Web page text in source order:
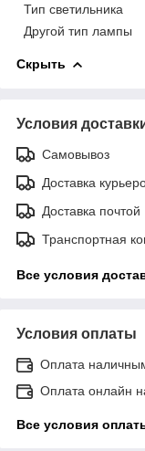
Тип светильника
Другой тип лампы
Скрыть
Условия
Самовывоз
Доставка
Доставка почтой
Транспортная
Все условия
Условия оплаты
Оплата
Оплата онлайн
Все условия